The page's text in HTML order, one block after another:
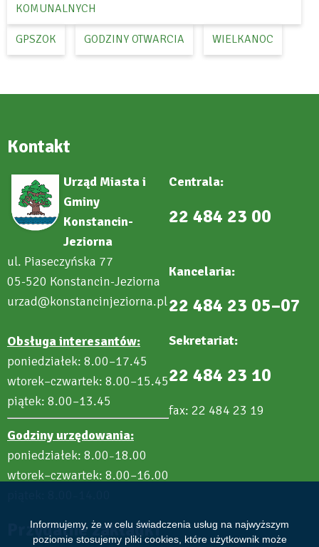
Informujemy, że w celu świadczenia usług na najwyższym
poziomie stosujemy pliki cookies, które użytkownik może
KOMUNALNYCH
GPSZOK GODZINY OTWARCIA WIELKANOC
Kontakt
Urząd Miasta i
Gminy
Konstancin-
Jeziorna
ul. Piaseczyńska 77
05-520 Konstancin-Jeziorna
urzad@konstancinjeziorna.pl
Obsługa interesantów:
poniedziałek: 8.00–17.45
wtorek–czwartek: 8.00–15.45
piątek: 8.00–13.45
Godziny urzędowania:
poniedziałek: 8.00–18.00
wtorek–czwartek: 8.00–16.00
Centrala:
22 484 23 00
Kancelaria:
22 484 23 05–07
Sekretariat:
22 484 23 10
fax: 22 484 23 19
Przydatne zakładki